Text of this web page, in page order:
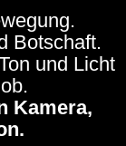
Botschaft.
und Licht
Kamera,